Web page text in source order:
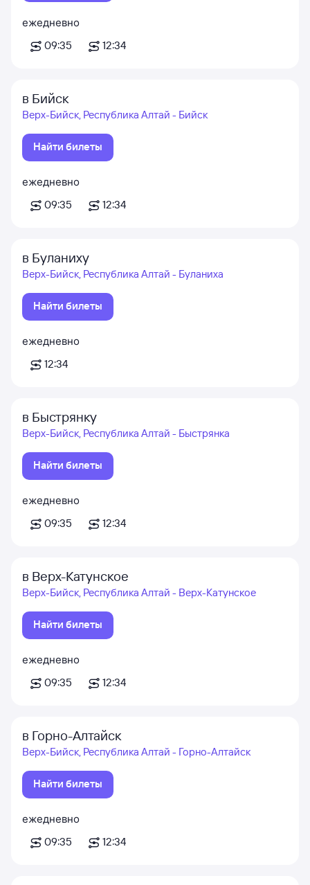
ежедневно
09:35
12:34
в Бийск
Верх-Бийск, Республика Алтай - Бийск
Найти билеты
ежедневно
09:35
12:34
в Буланиху
Верх-Бийск, Республика Алтай - Буланиха
Найти билеты
ежедневно
12:34
в Быстрянку
Верх-Бийск, Республика Алтай - Быстрянка
Найти билеты
ежедневно
09:35
12:34
в Верх-Катунское
Верх-Бийск, Республика Алтай - Верх-Катунское
Найти билеты
ежедневно
09:35
12:34
в Горно-Алтайск
Верх-Бийск, Республика Алтай - Горно-Алтайск
Найти билеты
ежедневно
09:35
12:34